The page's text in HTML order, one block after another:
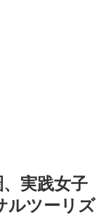
実践女子大学 連携授
実践女子
ルツーリズ